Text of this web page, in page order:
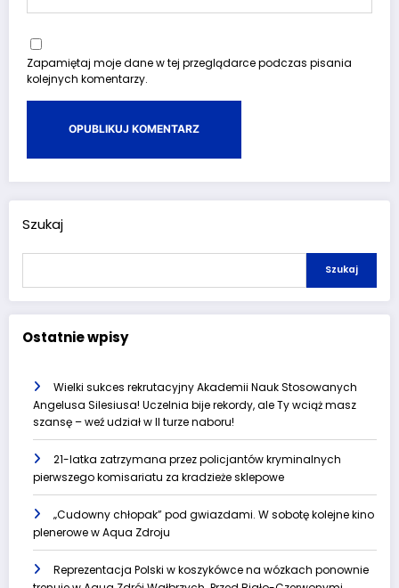
Zapamiętaj moje dane w tej przeglądarce podczas pisania
kolejnych komentarzy.
Szukaj
Szukaj
Ostatnie wpisy
Wielki sukces rekrutacyjny Akademii Nauk Stosowanych
Angelusa Silesiusa! Uczelnia bije rekordy, ale Ty wciąż masz
szansę – weź udział w II turze naboru!
21-latka zatrzymana przez policjantów kryminalnych
pierwszego komisariatu za kradzieże sklepowe
„Cudowny chłopak” pod gwiazdami. W sobotę kolejne kino
plenerowe w Aqua Zdroju
Reprezentacja Polski w koszykówce na wózkach ponownie